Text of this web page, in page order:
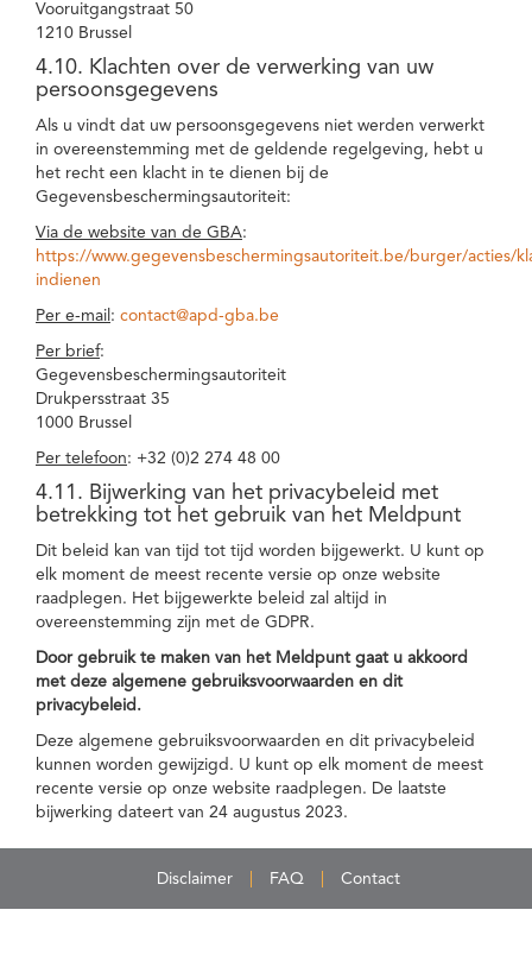
Vooruitgangstraat 50
1210 Brussel
4.10. Klachten over de verwerking van uw
persoonsgegevens
Als u vindt dat uw persoonsgegevens niet werden verwerkt
in overeenstemming met de geldende regelgeving, hebt u
het recht een klacht in te dienen bij de
Gegevensbeschermingsautoriteit:
Via de website van de GBA:
https://www.gegevensbeschermingsautoriteit.be/burger/acties/
indienen
Per e-mail : contact@apd-gba.be
Per brief:
Gegevensbeschermingsautoriteit
Drukpersstraat 35
1000 Brussel
Per telefoon: +32 (0)2 274 48 00
4.11. Bijwerking van het privacybeleid met
betrekking tot het gebruik van het Meldpunt
Dit beleid kan van tijd tot tijd worden bijgewerkt. U kunt op
elk moment de meest recente versie op onze website
raadplegen. Het bijgewerkte beleid zal altijd in
overeenstemming zijn met de GDPR.
Door gebruik te maken van het Meldpunt gaat u akkoord
met deze algemene gebruiksvoorwaarden en dit
privacybeleid.
Deze algemene gebruiksvoorwaarden en dit privacybeleid
kunnen worden gewijzigd. U kunt op elk moment de meest
recente versie op onze website raadplegen. De laatste
bijwerking dateert van 24 augustus 2023.
Disclaimer FAQ Contact